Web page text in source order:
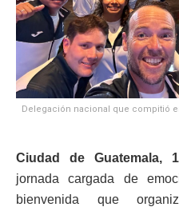
Delegación nacional que compitió
Ciudad de Guatemala,
jornada cargada de
bienvenida que